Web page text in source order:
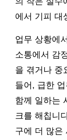
에서 기피 대
업무 상황에
소통에서 감
을 겪거나 중
들어, 급한
함께 일하는
크를 해칩니
구에 더 많은